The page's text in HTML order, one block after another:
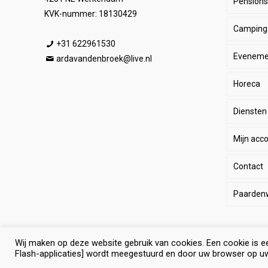
KVK-nummer: 18130429
+31 622961530
ardavandenbroek@live.nl
Ruiter
Stal
SALE
Camping
Horeca
Diensten
Mijn
Contact
© Selevia Hoeve. Alle rechten voorbehouden. |Website
Wij maken op deze website gebruik van cookies. Een cookie is
Flash-applicaties] wordt meegestuurd en door uw browser op